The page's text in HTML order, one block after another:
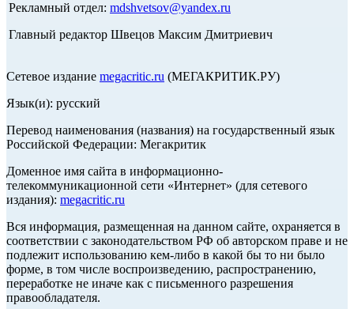
Рекламный отдел: mdshvetsov@yandex.ru
Главный редактор Швецов Максим Дмитриевич
Сетевое издание megacritic.ru (МЕГАКРИТИК.РУ)
Язык(и): русский
Перевод наименования (названия) на государственный язык
Российской Федерации: Мегакритик
Доменное имя сайта в информационно-
телекоммуникационной сети «Интернет» (для сетевого
издания): megacritic.ru
Вся информация, размещенная на данном сайте, охраняется в
соответствии с законодательством РФ об авторском праве и не
подлежит использованию кем-либо в какой бы то ни было
форме, в том числе воспроизведению, распространению,
переработке не иначе как с письменного разрешения
правообладателя.